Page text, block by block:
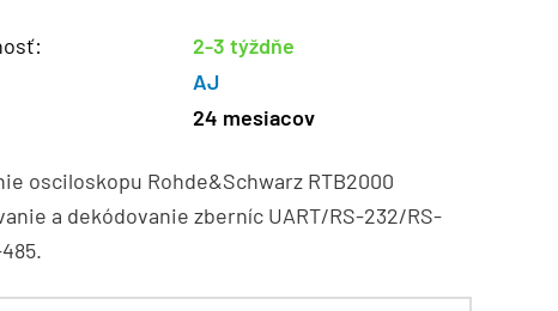
2-3 týždňe
AJ
24 mesiacov
osciloskopu Rohde&Schwarz RTB2000
a dekódovanie zberníc UART/RS-232/RS-